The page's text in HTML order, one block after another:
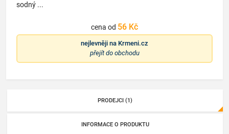
sodný ...
cena od 56 Kč
nejlevněji na Krmeni.cz
přejít do obchodu
PRODEJCI (1)
INFORMACE O PRODUKTU